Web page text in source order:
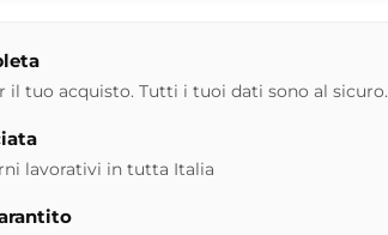
il tuo acquisto. Tutti i tuoi dati sono al sicuro.
lavorativi in tutta Italia